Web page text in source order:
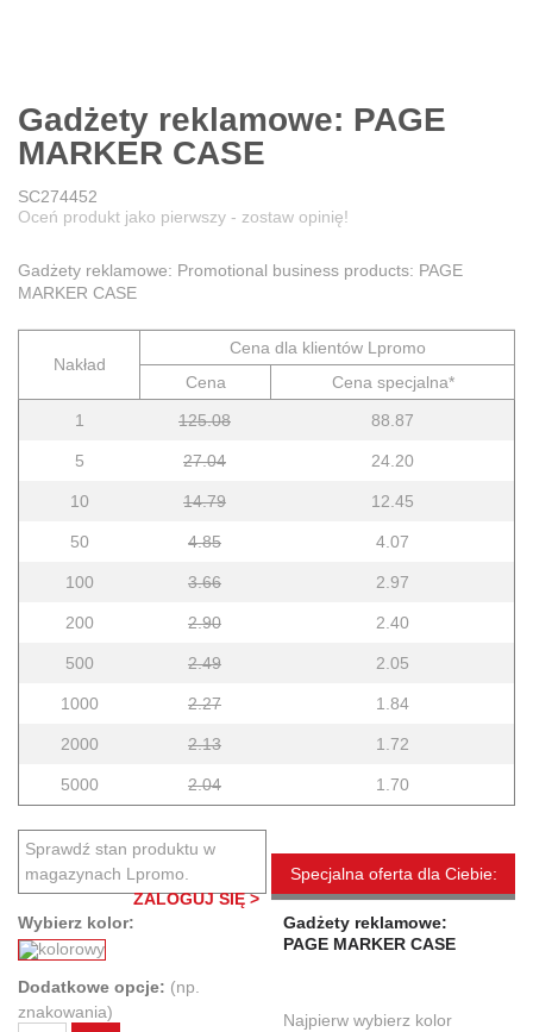
Gadżety reklamowe: PAGE
MARKER CASE
SC274452
Oceń produkt jako pierwszy - zostaw opinię!
Gadżety reklamowe: Promotional business products: PAGE
MARKER CASE
Nakład
Cena dla klientów Lpromo
Cena
Cena specjalna*
1
125.08 88.87
5 27.04 24.20
10 14.79 12.45
50 4.85 4.07
100 3.66 2.97
200 2.90 2.40
500 2.49 2.05
1000 2.27 1.84
2000 2.13 1.72
5000 2.04 1.70
Sprawdź stan produktu w
magazynach Lpromo.
ZALOGUJ SIĘ >
Wybierz kolor:
Dodatkowe opcje: (np.
znakowania)
Specjalna oferta dla Ciebie:
Gadżety reklamowe:
PAGE MARKER CASE
Najpierw wybierz kolor